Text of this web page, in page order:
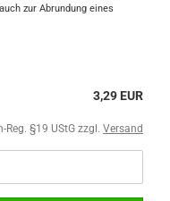
zur Abrundung eines
3,29 EUR
Reg. §19 UStG zzgl. Versand